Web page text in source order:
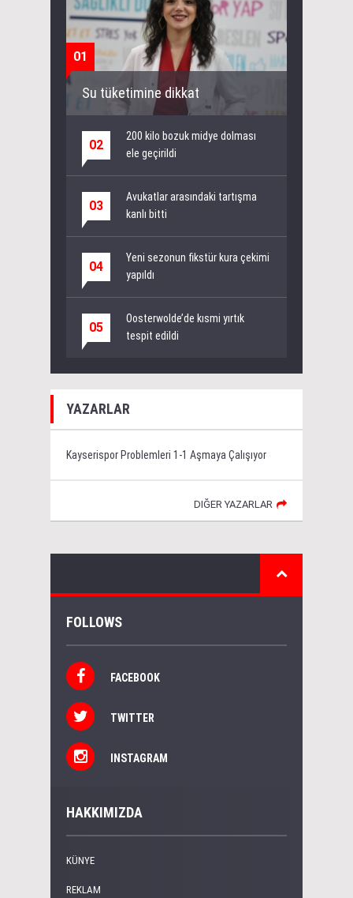
01
Su tüketimine dikkat
02
200 kilo bozuk midye dolması
ele geçirildi
03
Avukatlar arasındaki tartışma
kanlı bitti
04
Yeni sezonun fikstür kura çekimi
yapıldı
05
Oosterwolde’de kısmi yırtık
tespit edildi
YAZARLAR
Kayserispor Problemleri 1-1 Aşmaya Çalışıyor
DIĞER YAZARLAR
FOLLOWS
FACEBOOK
TWITTER
INSTAGRAM
HAKKIMIZDA
KÜNYE
REKLAM